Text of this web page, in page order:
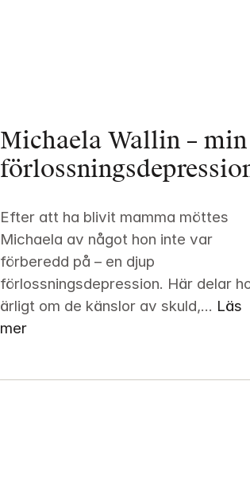
Michaela Wallin – min
Efter att ha blivit mamma möttes
Michaela av något hon inte var
förberedd på – en djup
förlossningsdepression. Här delar
ärligt om de känslor av skuld,... Läs
mer